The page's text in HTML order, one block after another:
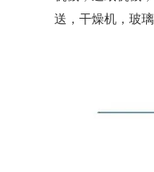
送，干燥机，玻